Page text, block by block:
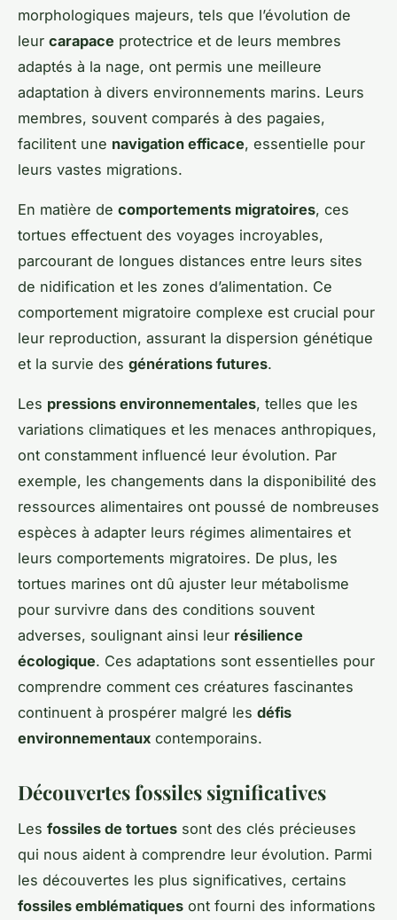
morphologiques majeurs, tels que l’évolution de
leur carapace protectrice et de leurs membres
adaptés à la nage, ont permis une meilleure
adaptation à divers environnements marins. Leurs
membres, souvent comparés à des pagaies,
facilitent une navigation efficace, essentielle pour
leurs vastes migrations.
En matière de comportements migratoires, ces
tortues effectuent des voyages incroyables,
parcourant de longues distances entre leurs sites
de nidification et les zones d’alimentation. Ce
comportement migratoire complexe est crucial pour
leur reproduction, assurant la dispersion génétique
et la survie des générations futures.
Les pressions environnementales, telles que les
variations climatiques et les menaces anthropiques,
ont constamment influencé leur évolution. Par
exemple, les changements dans la disponibilité des
ressources alimentaires ont poussé de nombreuses
espèces à adapter leurs régimes alimentaires et
leurs comportements migratoires. De plus, les
tortues marines ont dû ajuster leur métabolisme
pour survivre dans des conditions souvent
adverses, soulignant ainsi leur résilience
écologique. Ces adaptations sont essentielles pour
comprendre comment ces créatures fascinantes
continuent à prospérer malgré les défis
environnementaux contemporains.
Découvertes fossiles significatives
Les fossiles de tortues sont des clés précieuses
qui nous aident à comprendre leur évolution. Parmi
les découvertes les plus significatives, certains
fossiles emblématiques ont fourni des informations